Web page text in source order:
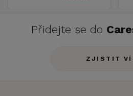
Přidejte se do
ZJISTIT